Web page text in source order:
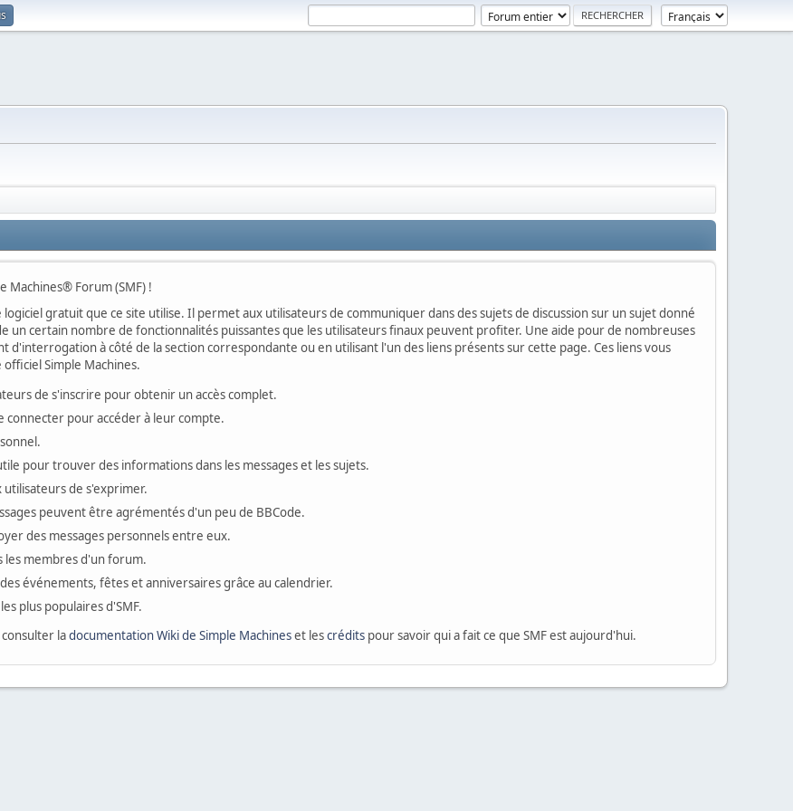
Machines® Forum (SMF) !
gratuit que ce site utilise. Il permet aux utilisateurs de communiquer dans des sujets de discussion sur un sujet donné
un certain nombre de fonctionnalités puissantes que les utilisateurs finaux peuvent profiter. Une aide pour de nombreuses
d'interrogation à côté de la section correspondante ou en utilisant l'un des liens présents sur cette page. Ces liens vous
Simple Machines.
de s'inscrire pour obtenir un accès complet.
connecter pour accéder à leur compte.
pour trouver des informations dans les messages et les sujets.
de s'exprimer.
peuvent être agrémentés d'un peu de BBCode.
des messages personnels entre eux.
les membres d'un forum.
événements, fêtes et anniversaires grâce au calendrier.
plus populaires d'SMF.
ladocumentation Wiki de Simple Machineset lescrédits pour savoir qui a fait ce que SMF est aujourd'hui.